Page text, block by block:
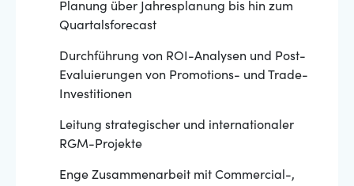
Planung über Jahresplanung bis hin zum
Quartalsforecast
Durchführung von ROI-Analysen und Post-
Evaluierungen von Promotions- und Trade-
Investitionen
Leitung strategischer und internationaler
RGM-Projekte
Enge Zusammenarbeit mit Commercial-,